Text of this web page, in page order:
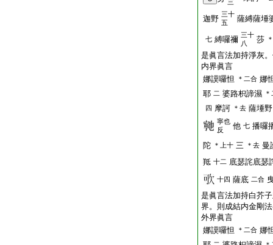
三
迦野 三十
五
薩縛薩埵
七 縛囉禰 三十
八
莎
是眞言法加持淨灰
内界眞言
娜謨囉怛
＊二合 娜
耶 二 婆路枳諦濕
四 摩訶 ＊去 薩埵野
寧也
反
他 七 播囉
陀 ＊上十 三 ＊去 曼
羝 十二 底瑟詫底瑟
十四 薩底 二合
是眞言法加持白芥
界。則成結内金剛
外界眞言
娜謨囉怛
＊二合 娜